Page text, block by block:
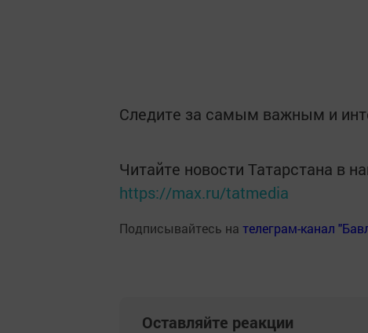
Следите за самым важным и
Читайте новости Татарстана в
https://max.ru/tatmedia
Подписывайтесь на телеграм-канал
Оставляйте реакции